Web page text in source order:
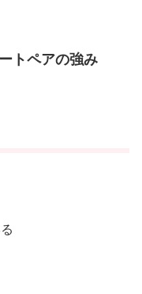
トペアの強み